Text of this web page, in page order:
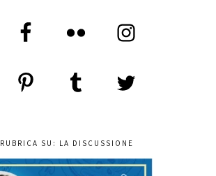
SU: LA DISCUSSIONE